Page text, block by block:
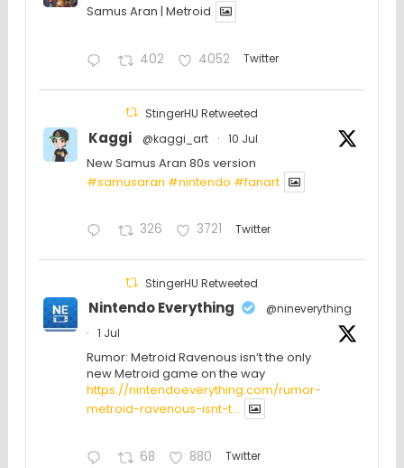
Samus Aran | Metroid
402 4052 Twitter
StingerHU Retweeted
Kaggi @kaggi_art · 10 Jul
New Samus Aran 80s version
#samusaran #nintendo #fanartㅤㅤㅤㅤ
326 3721 Twitter
StingerHU Retweeted
Nintendo Everything
@nineverything
·
1 Jul
Rumor: Metroid Ravenous isn’t the only
new Metroid game on the way
https://nintendoeverything.com/rumor-
metroid-ravenous-isnt-t...
68 880 Twitter